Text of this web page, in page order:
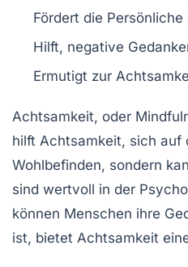
Fördert die Persönliche
Hilft, negative
Ermutigt zur
Achtsamkeit, oder
hilft Achtsamkeit, sich auf
Wohlbefinden, sondern
sind wertvoll in der
können Menschen ihre
ist, bietet Achtsamkeit